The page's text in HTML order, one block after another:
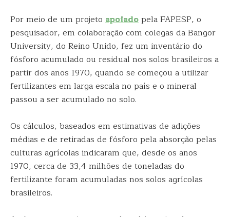
Por meio de um projeto apoiadopela FAPESP, o
pesquisador, em colaboração com colegas da Bangor
University, do Reino Unido, fez um inventário do
fósforo acumulado ou residual nos solos brasileiros a
partir dos anos 1970, quando se começou a utilizar
fertilizantes em larga escala no país e o mineral
passou a ser acumulado no solo.
Os cálculos, baseados em estimativas de adições
médias e de retiradas de fósforo pela absorção pelas
culturas agrícolas indicaram que, desde os anos
1970, cerca de 33,4 milhões de toneladas do
fertilizante foram acumuladas nos solos agrícolas
brasileiros.